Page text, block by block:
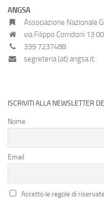
ANGSA
Associazione Nazionale
via Filippo Corridoni 13
339 7237488
segreteria (at) angsa.it
ISCRIVITI ALLA NEWSLETTER
Nome
Email
Accetto le regole di